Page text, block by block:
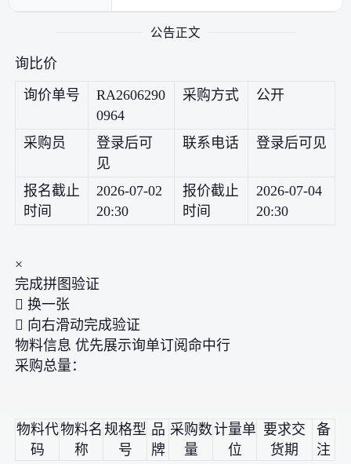
公告正文
询比价
询价单号
RA2606290
0964
采购方式 公开
采购员
登录后可
见
联系电话 登录后可见
报名截止
时间
2026-07-02
20:30
报价截止
时间
2026-07-04
20:30
×
完成拼图验证
 换一张
 向右滑动完成验证
物料信息 优先展示询单订阅命中行
采购总量：
物料代
码
物料名
称
规格型
号
品
牌
采购数
量
计量单
位
要求交
货期
备
注